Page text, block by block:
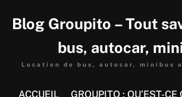
Blog Groupito – Tout
bus, autocar,
Location de bus, autocar, minibus
ACCUEIL GROUPITO : QU’EST-CE